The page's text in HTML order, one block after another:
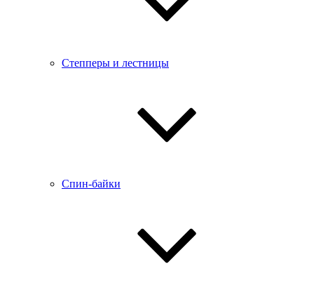
Степперы и лестницы
Спин-байки